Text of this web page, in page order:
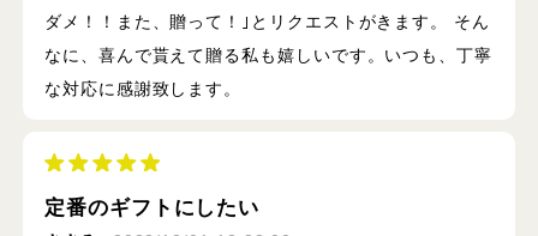
ダメ！！また、贈って！｣とリクエストがきます。 そん
なに、喜んで貰えて贈る私も嬉しいです。いつも、丁寧
な対応に感謝致します。
定番のギフトにしたい